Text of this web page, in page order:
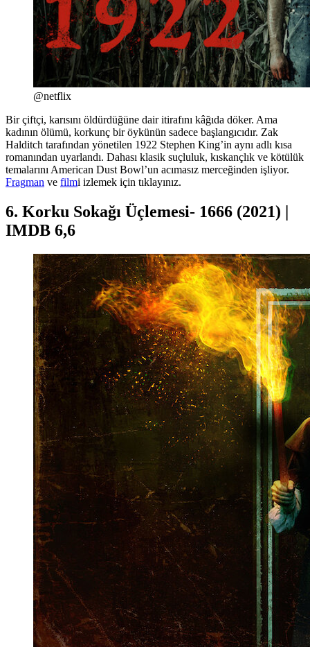
@netflix
Bir çiftçi, karısını öldürdüğüne dair itirafını kâğıda döker. Ama
kadının ölümü, korkunç bir öykünün sadece başlangıcıdır. Zak
Halditch tarafından yönetilen 1922 Stephen King’in aynı adlı kısa
romanından uyarlandı. Dahası klasik suçluluk, kıskançlık ve kötülük
temalarını American Dust Bowl’un acımasız merceğinden işliyor.
Fragman ve filmi izlemek için tıklayınız.
6. Korku Sokağı Üçlemesi- 1666 (2021) |
IMDB 6,6